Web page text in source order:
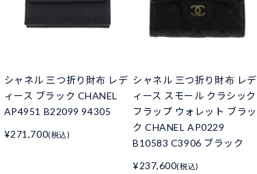
シャネル 三つ折り財布 レデ
ィース ブラック CHANEL
AP4951 B22099 94305
¥271,700(税込)
シャネル 三つ折り財布 レデ
ィース スモール クラシック
フラップ ウォレット ブラッ
ク CHANEL AP0229
B10583 C3906 ブラック
¥237,600(税込)